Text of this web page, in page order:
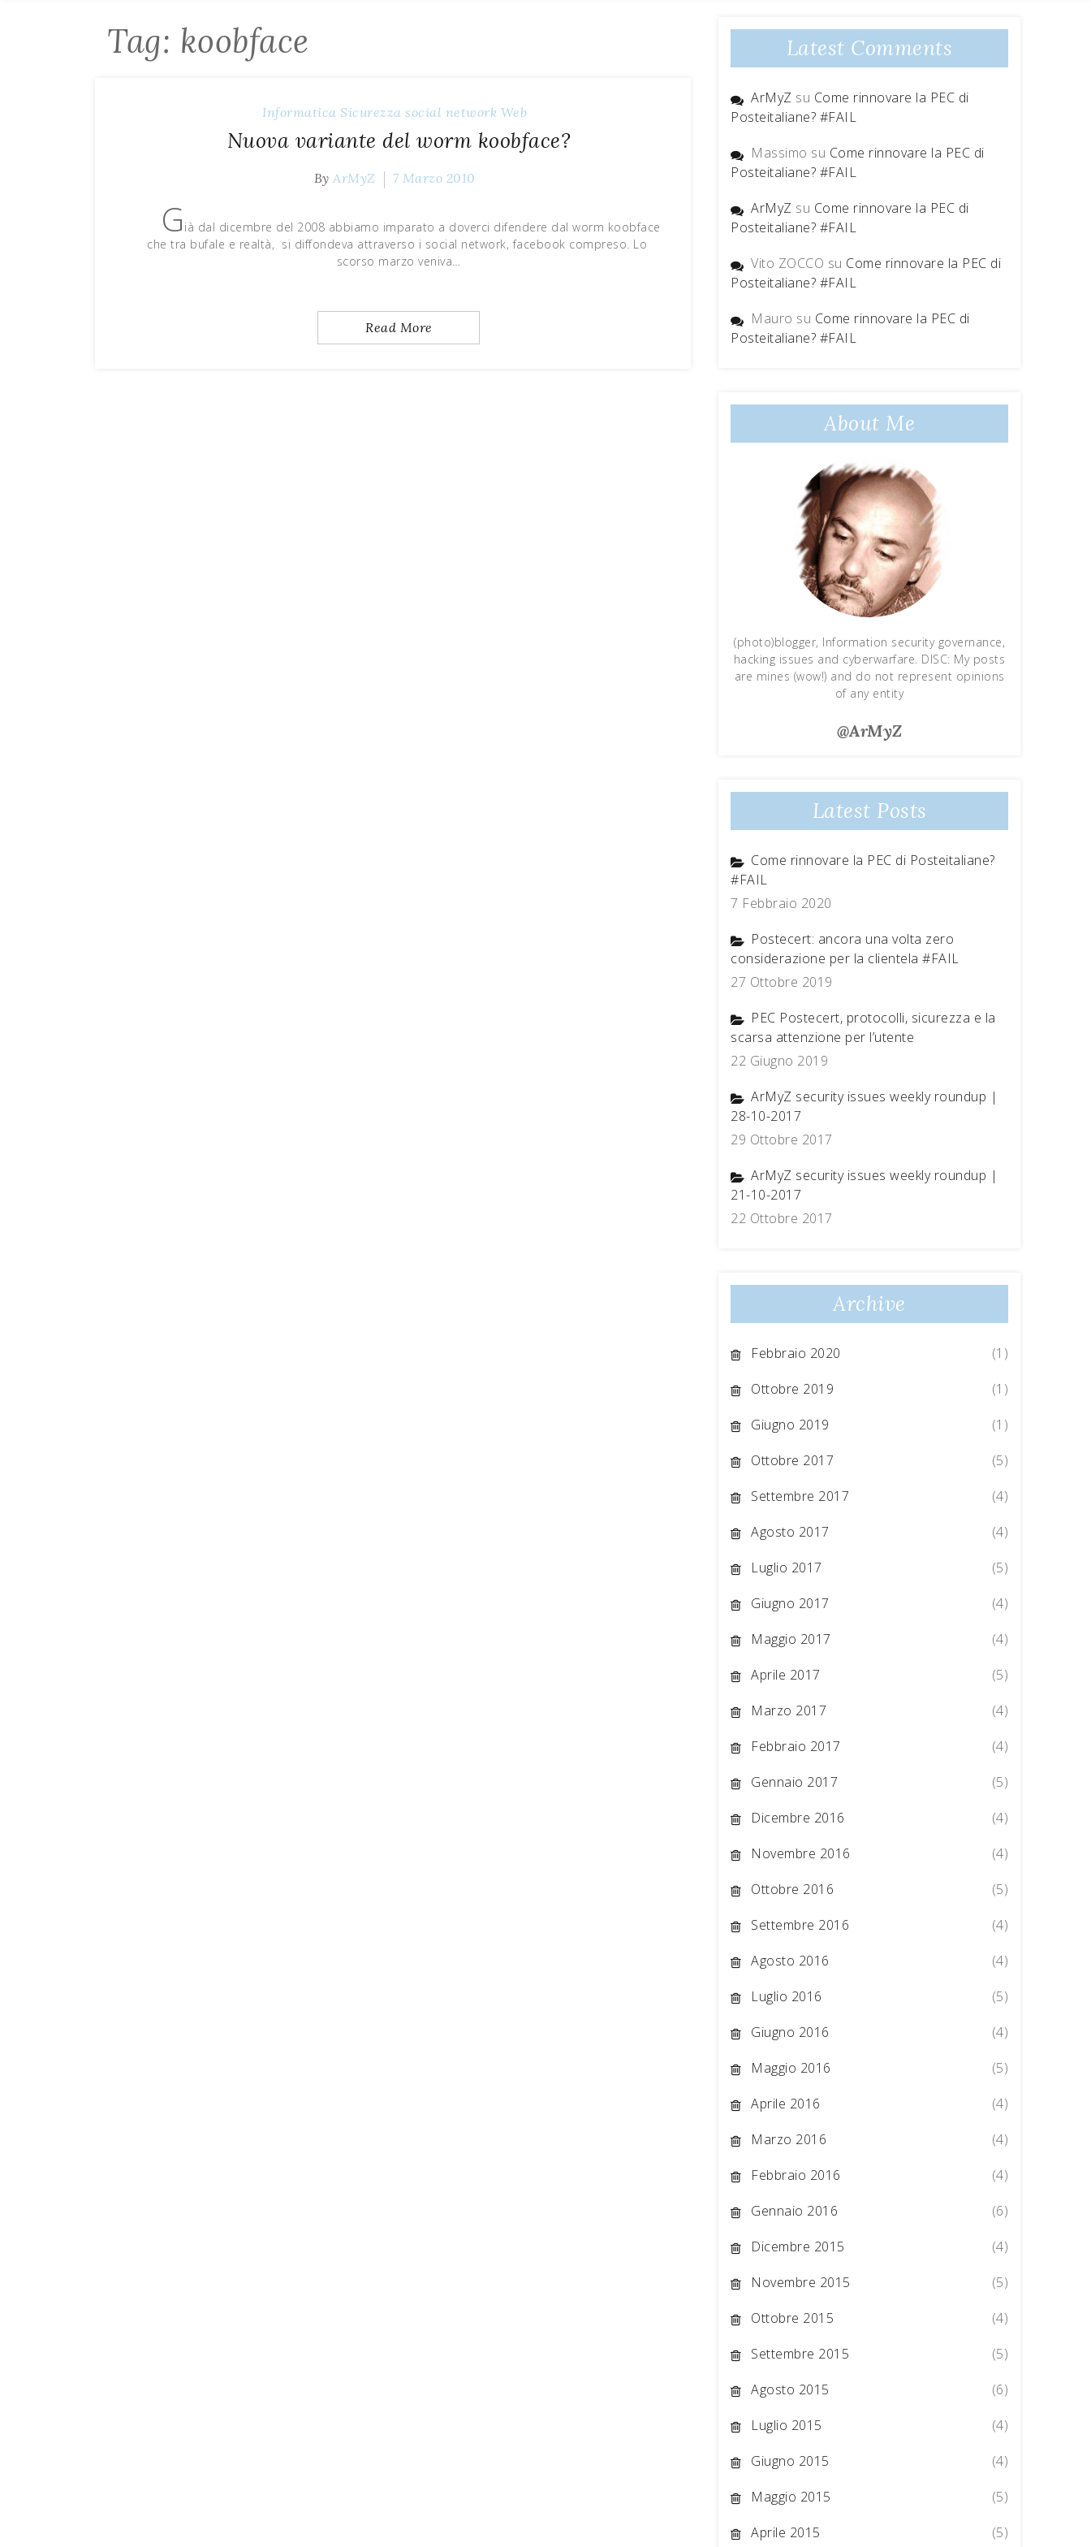
Tag: koobface
Informatica Sicurezza social network Web
Nuova variante del worm koobface?
ByArMyZ 7 Marzo 2010
G ià dal dicembre del 2008 abbiamo imparato a doverci difendere dal worm koobface
che tra bufale e realtà, si diffondeva attraverso i social network, facebook compreso. Lo
scorso marzo veniva…
Read More
Latest Comments
ArMyZ su Come rinnovare la PEC di
Posteitaliane? #FAIL
Massimo su Come rinnovare la PEC di
Posteitaliane? #FAIL
ArMyZ su Come rinnovare la PEC di
Posteitaliane? #FAIL
Vito ZOCCO su Come rinnovare la PEC di
Posteitaliane? #FAIL
Mauro su Come rinnovare la PEC di
Posteitaliane? #FAIL
About Me
(photo)blogger, Information security governance,
hacking issues and cyberwarfare. DISC: My posts
are mines (wow!) and do not represent opinions
of any entity
@ArMyZ
Latest Posts
Come rinnovare la PEC di Posteitaliane?
#FAIL
7 Febbraio 2020
Postecert: ancora una volta zero
considerazione per la clientela #FAIL
27 Ottobre 2019
PEC Postecert, protocolli, sicurezza e la
scarsa attenzione per l’utente
22 Giugno 2019
ArMyZ security issues weekly roundup |
28-10-2017
29 Ottobre 2017
ArMyZ security issues weekly roundup |
21-10-2017
22 Ottobre 2017
Archive
Febbraio 2020
(1)
Ottobre 2019
(1)
Giugno 2019
(1)
Ottobre 2017
(5)
Settembre 2017
(4)
Agosto 2017
(4)
Luglio 2017
(5)
Giugno 2017
(4)
Maggio 2017
(4)
Aprile 2017
(5)
Marzo 2017
(4)
Febbraio 2017
(4)
Gennaio 2017
(5)
Dicembre 2016
(4)
Novembre 2016
(4)
Ottobre 2016
(5)
Settembre 2016
(4)
Agosto 2016
(4)
Luglio 2016
(5)
Giugno 2016
(4)
Maggio 2016
(5)
Aprile 2016
(4)
Marzo 2016
(4)
Febbraio 2016
(4)
Gennaio 2016
(6)
Dicembre 2015
(4)
Novembre 2015
(5)
Ottobre 2015
(4)
Settembre 2015
(5)
Agosto 2015
(6)
Luglio 2015
(4)
Giugno 2015
(4)
Maggio 2015
(5)
Aprile 2015
(5)